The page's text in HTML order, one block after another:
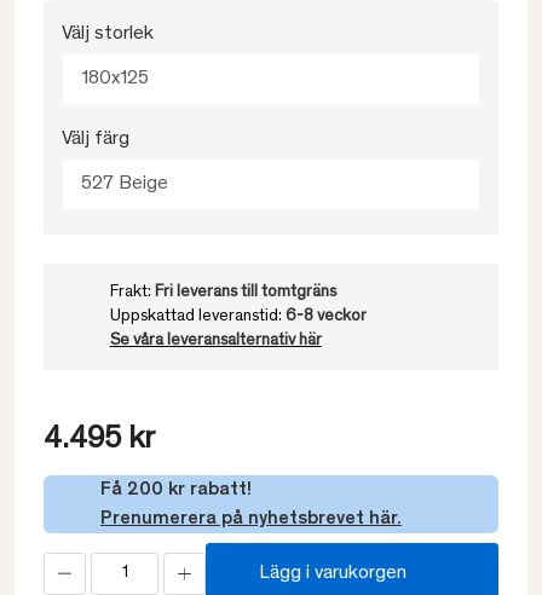
Välj storlek
180x125
Välj färg
527 Beige
Frakt: Fri leverans till tomtgräns
Uppskattad leveranstid: 6-8 veckor
Se våra leveransalternativ här
4.495 kr
Få 200 kr rabatt!
Prenumerera på nyhetsbrevet här.
Lägg i varukorgen